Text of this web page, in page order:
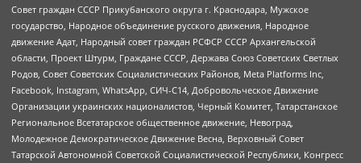
Совет граждан СССР Прикубанского округа г. Краснодара, Мужское
государство, Народное объединение русского движения, Народное
движение Адат, Народный совет граждан РСФСР СССР Архангельской
области, Проект Штурм, Граждане СССР, Держава Союз Советских Светлых
Родов, Совет Советских Социалистических Районов, Meta Platforms Inc,
Facebook, Instagram, WhatsApp, СИЧ-С14, Добровольческое Движение
Организации украинских националистов, Черный Комитет, Татарстанское
Региональное Всетатарское общественное движение, Невоград,
Молодежное Демократическое Движение Весна, Верховный Совет
Татарской Автономной Советской Социалистической Республики, Конгресс